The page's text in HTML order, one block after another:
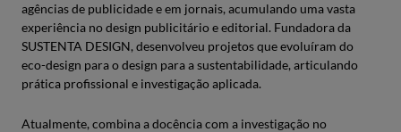
agências de publicidade e em jornais, acumulando uma vasta
experiência no design publicitário e editorial. Fundadora da
SUSTENTA DESIGN, desenvolveu projetos que evoluíram do
eco-design para o design para a sustentabilidade, articulando
prática profissional e investigação aplicada.
Atualmente, combina a docência com a investigação no